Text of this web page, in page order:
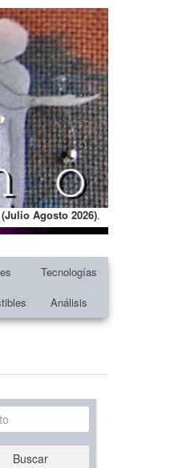
(Julio Agosto 2026).
Tecnologías
Análisis
Buscar